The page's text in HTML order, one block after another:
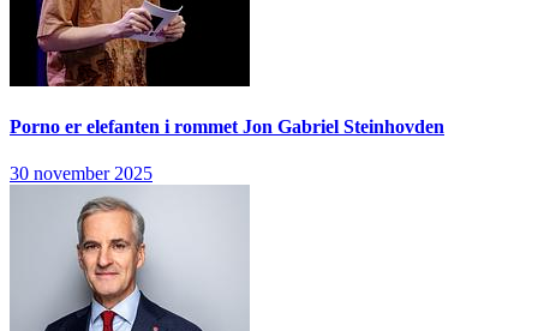
Porno er elefanten i rommet Jon Gabriel Steinhovden
30 november 2025